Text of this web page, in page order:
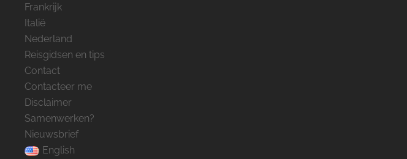
Frankrijk
Italië
Nederland
Reisgidsen en tips
Contact
Contacteer me
Disclaimer
Samenwerken?
Nieuwsbrief
English